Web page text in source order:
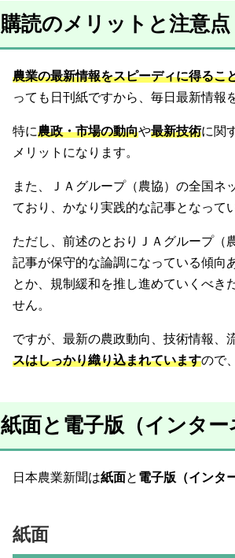
購読のメリットと注意点
農業の最新情報をスピーディに得るこ
っても日刊紙ですから、毎日最新情報
特に農政・市場の動向や最新技術に関
メリットになります。
また、ＪＡグループ（農協）の全国ネ
ており、かなり実践的な記事となって
ただし、前述のとおりＪＡグループ（
記事が保守的な論調になっている傾向
とか、規制緩和を推し進めていくべき
せん。
ですが、最新の農政動向、技術情報、
スはしっかり織り込まれていますので
紙面と電子版（インタ
日本農業新聞は紙面と 電子版（インタ
紙面